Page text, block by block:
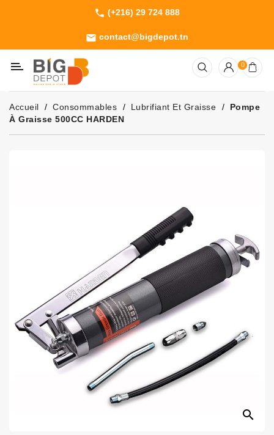
phone (+216) 29 724 888
email contact@bigdepot.tn
Machines
Outillage
Jardinage
Consommables
0
Accueil Consommables Lubrifiant Et Graisse
Pompe
À Graisse 500CC HARDEN
search